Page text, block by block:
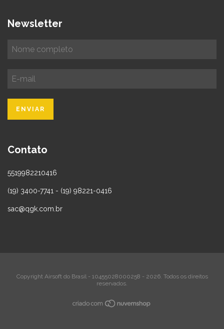
Newsletter
Contato
5519982210416
(19) 3400-7741 - (19) 98221-0416
sac@qgk.com.br
Copyright Airsoft do Brasil - 10455028000258 - 2026. Todos os direitos
reservados.